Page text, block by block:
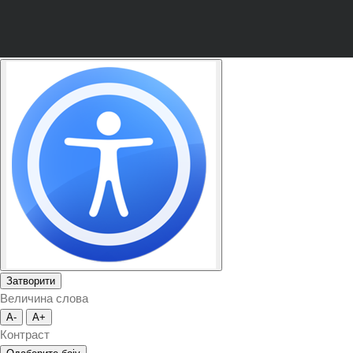
Затворити
Величина слова
A- A+
Контраст